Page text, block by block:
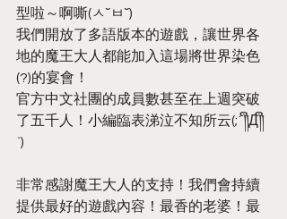
型啦～啊嘶(ㅅ˘ㅂ˘)
我們開放了多語版本的遊戲，讓世界各
地的魔王大人都能加入這場將世界染色
(?)的宴會！
官方中文社團的成員數甚至在上週突破
了五千人！小編臨表涕泣不知所云(;´༎ຶД༎ຶ
`)
非常感謝魔王大人的支持！我們會持續
提供最好的遊戲內容！最香的老婆！最